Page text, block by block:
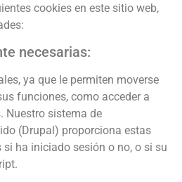
cookies en este sitio web,
necesarias:
ya que le permiten moverse
funciones, como acceder a
Nuestro sistema de
(Drupal) proporciona estas
ha iniciado sesión o no, o si su